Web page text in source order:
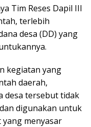
Tim Reses Dapil III
terlebih
desa (DD) yang
kegiatan yang
daerah,
desa tersebut tidak
digunakan untuk
menyasar